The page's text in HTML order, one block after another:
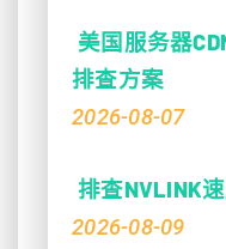
美国服务器
排查方案
2026-08-07
排查NVLINK
2026-08-09